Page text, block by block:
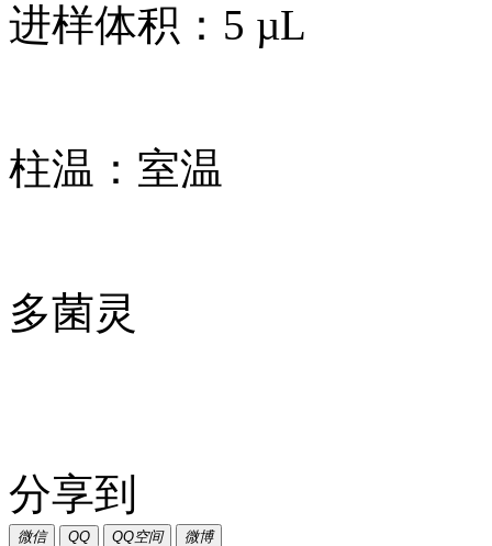
进样体积：5 µL
柱温：室温
多菌灵
分享到
微信 QQ QQ空间 微博